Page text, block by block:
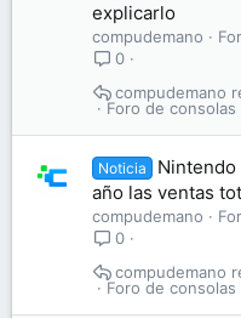
explicarlo
compudemano
0
Foro de
compudemano
Noticia
Nintendo
año las ventas
compudemano
0
Foro de
compudemano